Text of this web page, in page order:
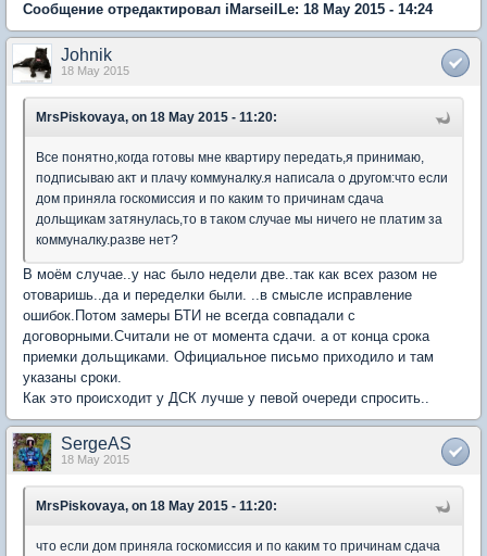
Сообщение отредактировал iMarseilLe: 18 May 2015 - 14:24
Johnik
18 May 2015
MrsPiskovaya, on 18 May 2015 - 11:20:
Все понятно,когда готовы мне квартиру передать,я принимаю,
подписываю акт и плачу коммуналку.я написала о другом:что если
дом приняла госкомиссия и по каким то причинам сдача
дольщикам затянулась,то в таком случае мы ничего не платим за
коммуналку.разве нет?
В моём случае..у нас было недели две..так как всех разом не
отоваришь..да и переделки были. ..в смысле исправление
ошибок.Потом замеры БТИ не всегда совпадали с
договорными.Считали не от момента сдачи. а от конца срока
приемки дольщиками. Официальное письмо приходило и там
указаны сроки.
Как это происходит у ДСК лучше у певой очереди спросить..
SergeAS
18 May 2015
MrsPiskovaya, on 18 May 2015 - 11:20:
что если дом приняла госкомиссия и по каким то причинам сдача